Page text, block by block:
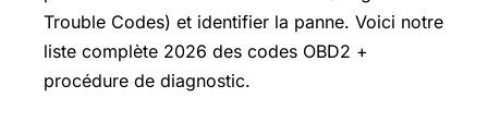
Trouble Codes) et identifier la panne. Voici notre
liste complète 2026 des codes OBD2 +
procédure de diagnostic.